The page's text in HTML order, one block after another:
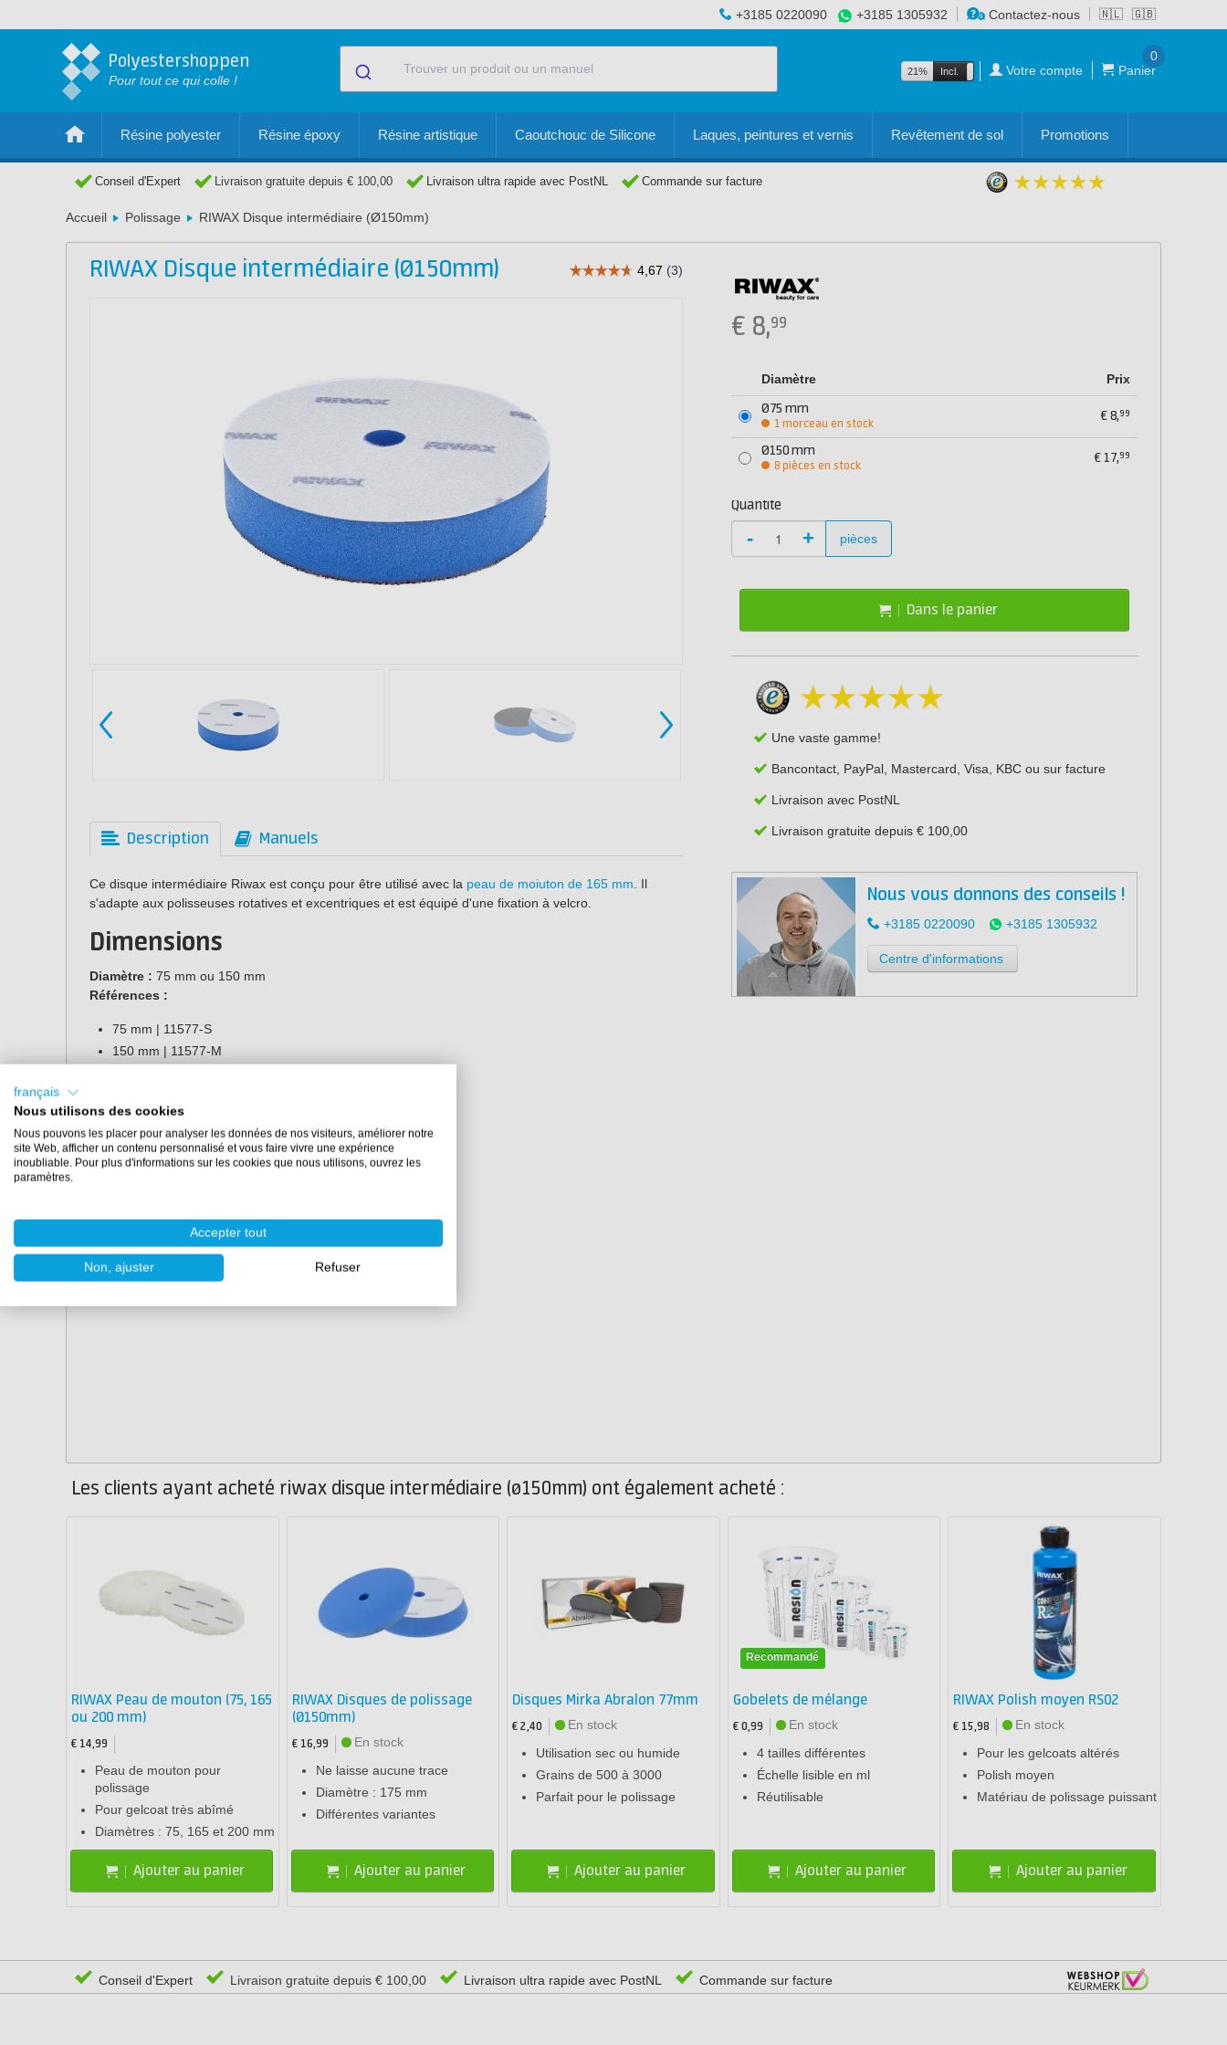
🇳🇱 🇬🇧
+3185 0220090 +3185 1305932 Contactez-nous
Polyestershoppen
Pour tout ce qui colle !
21% Incl. Excl. Votre compte Panier
0
Résine polyester Résine époxy Résine artistique Caoutchouc de Silicone Laques, peintures et vernis Revêtement de sol Promotions
Conseil d'Expert Livraison gratuite depuis € 100,00 Livraison ultra rapide avec PostNL Commande sur facture
Accueil Polissage RIWAX Disque intermédiaire (Ø150mm)
RIWAX Disque intermédiaire (Ø150mm)
Description Manuels
Ce disque intermédiaire Riwax est conçu pour être utilisé avec la peau de moiuton de 165 mm . Il
s'adapte aux polisseuses rotatives et excentriques et est équipé d'une fixation à velcro.
Dimensions
Diamètre : 75 mm ou 150 mm
Références :
75 mm | 11577-S
150 mm | 11577-M
€ 8,99
Diamètre Prix
Ø75 mm
1 morceau en stock
€8,99
Ø150 mm
8 pièces en stock
€17,99
Quantité
- + pièces
Dans le panier
Une vaste gamme!
Bancontact, PayPal, Mastercard, Visa, KBC ou sur facture
Livraison avec PostNL
Livraison gratuite depuis € 100,00
Nous vous donnons des conseils !
+3185 0220090 +3185 1305932
Centre d'informations
Les clients ayant acheté riwax disque intermédiaire (ø150mm) ont également acheté :
RIWAX Peau de mouton (75, 165
ou 200 mm)
€ 14,99
Peau de mouton pour
polissage
Pour gelcoat très abîmé
Diamètres : 75, 165 et 200 mm
Ajouter au panier
RIWAX Disques de polissage
(Ø150mm)
€ 16,99
En stock
Ne laisse aucune trace
Diamètre : 175 mm
Différentes variantes
Ajouter au panier
Disques Mirka Abralon 77mm
€ 2,40
En stock
Utilisation sec ou humide
Grains de 500 à 3000
Parfait pour le polissage
Ajouter au panier
Recommandé
Gobelets de mélange
€ 0,99
En stock
4 tailles différentes
Échelle lisible en ml
Réutilisable
Ajouter au panier
RIWAX Polish moyen RS02
€ 15,98
En stock
Pour les gelcoats altérés
Polish moyen
Matériau de polissage puissant
Ajouter au panier
Conseil d'Expert Livraison gratuite depuis € 100,00 Livraison ultra rapide avec PostNL Commande sur facture
français
Nous utilisons des cookies
Nous pouvons les placer pour analyser les données de nos visiteurs, améliorer notre
site Web, afficher un contenu personnalisé et vous faire vivre une expérience
inoubliable. Pour plus d'informations sur les cookies que nous utilisons, ouvrez les
paramètres.
Accepter tout
Non, ajuster Refuser